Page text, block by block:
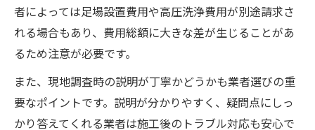
者によっては足場設置費用や高圧洗浄費用が別途請求さ
れる場合もあり、費用総額に大きな差が生じることがあ
るため注意が必要です。
また、現地調査時の説明が丁寧かどうかも業者選びの重
要なポイントです。説明が分かりやすく、疑問点にしっ
かり答えてくれる業者は施工後のトラブル対応も安心で